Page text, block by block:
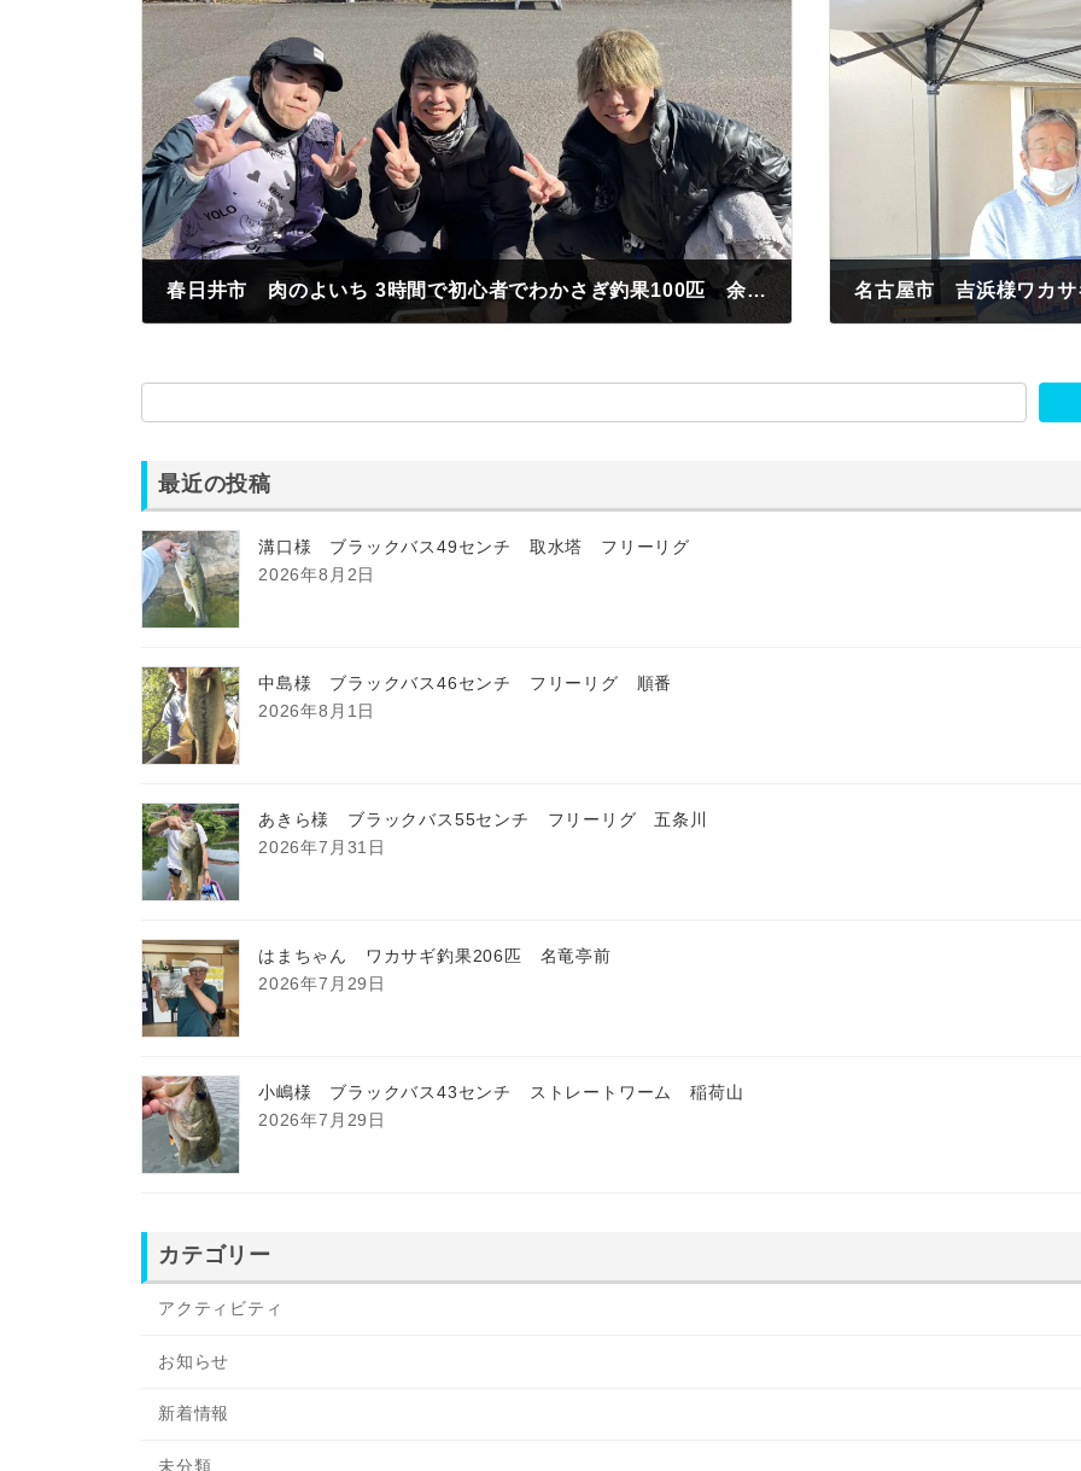
春日井市 肉のよいち 3時間で初心者でわかさぎ釣果100匹 余裕で簡単に釣れたぜ楽しすぎ焼肉屋だけど魚も釣っちゃうぞ😁 名古屋市 吉浜様ワカ
最近の投稿
溝口様 ブラックバス49センチ 取水塔 フリーリグ
2026年8月2日
中島様 ブラックバス46センチ フリーリグ 順番
2026年8月1日
あきら様 ブラックバス55センチ フリーリグ 五条川
2026年7月31日
はまちゃん ワカサギ釣果206匹 名竜亭前
2026年7月29日
小嶋様 ブラックバス43センチ ストレートワーム 稲荷山
2026年7月29日
カテゴリー
アクティビティ
お知らせ
新着情報
未分類